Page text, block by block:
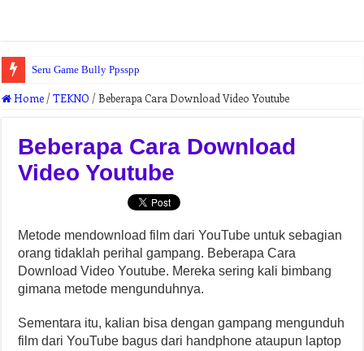
Seru Game Bully Ppsspp
Home /TEKNO /Beberapa Cara Download Video Youtube
Beberapa Cara Download
Video Youtube
Metode mendownload film dari YouTube untuk sebagian
orang tidaklah perihal gampang. Beberapa Cara
Download Video Youtube. Mereka sering kali bimbang
gimana metode mengunduhnya.
Sementara itu, kalian bisa dengan gampang mengunduh
film dari YouTube bagus dari handphone ataupun laptop